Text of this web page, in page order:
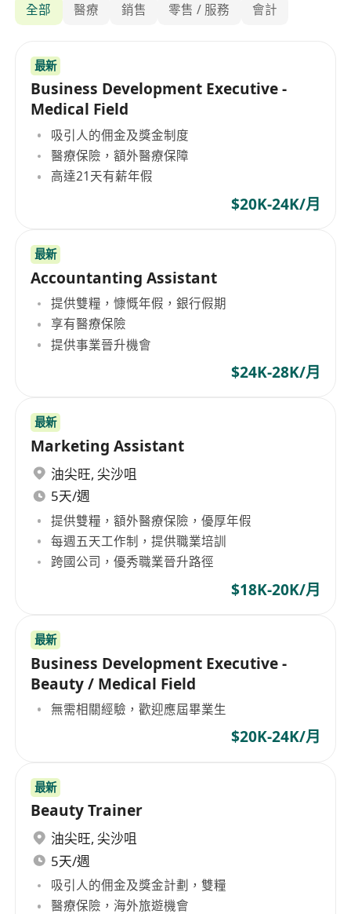
全部 醫療 銷售 零售 / 服務 會計
最新
Business Development Executive -
Medical Field
吸引人的佣金及獎金制度
醫療保險，額外醫療保障
高達21天有薪年假
$20K-24K/月
最新
Accountanting Assistant
提供雙糧，慷慨年假，銀行假期
享有醫療保險
提供事業晉升機會
$24K-28K/月
最新
Marketing Assistant
油尖旺, 尖沙咀
5天/週
提供雙糧，額外醫療保險，優厚年假
每週五天工作制，提供職業培訓
跨國公司，優秀職業晉升路徑
$18K-20K/月
最新
Business Development Executive -
Beauty / Medical Field
無需相關經驗，歡迎應屆畢業生
$20K-24K/月
最新
Beauty Trainer
油尖旺, 尖沙咀
5天/週
吸引人的佣金及獎金計劃，雙糧
醫療保險，海外旅遊機會